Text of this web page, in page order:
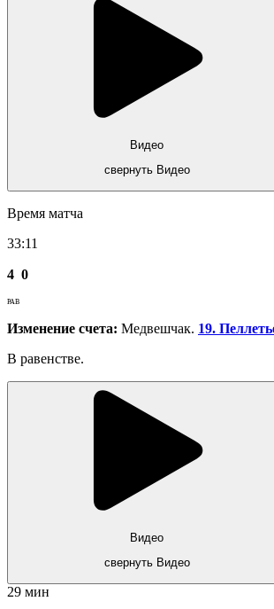
Видео
свернуть Видео
Время матча
33:11
4 0
РАВ
Изменение счета: Медвешчак. 19.
В равенстве.
Видео
свернуть Видео
29 мин